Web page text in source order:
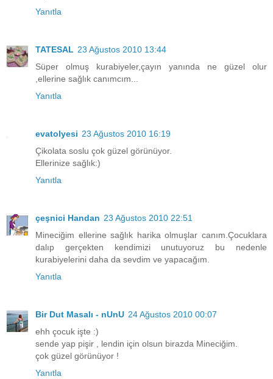
Yanıtla
TATESAL 23 Ağustos 2010 13:44
Süper olmuş kurabiyeler,çayın yanında ne güzel olur
,ellerine sağlık canımcım...
Yanıtla
evatolyesi 23 Ağustos 2010 16:19
Çikolata soslu çok güzel görünüyor.
Ellerinize sağlık:)
Yanıtla
çeşnici Handan 23 Ağustos 2010 22:51
Mineciğim ellerine sağlık harika olmuşlar canım.Çocuklara
dalıp gerçekten kendimizi unutuyoruz bu nedenle
kurabiyelerini daha da sevdim ve yapacağım.
Yanıtla
Bir Dut Masalı - nUnU 24 Ağustos 2010 00:07
ehh çocuk işte :)
sende yap pişir , lendin için olsun birazda Mineciğim.
çok güzel görünüyor !
Yanıtla